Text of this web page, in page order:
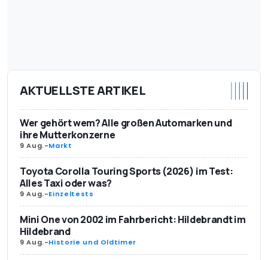
AKTUELLSTE ARTIKEL
Wer gehört wem? Alle großen Automarken und
ihre Mutterkonzerne
9 Aug.-Markt
Toyota Corolla Touring Sports (2026) im Test:
Alles Taxi oder was?
9 Aug.-Einzeltests
Mini One von 2002 im Fahrbericht: Hildebrandt im
Hildebrand
9 Aug.-Historie und Oldtimer